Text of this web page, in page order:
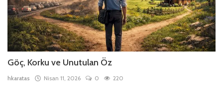
Göç, Korku ve Unutulan Öz
hkaratas Nisan 11, 2026 0 220